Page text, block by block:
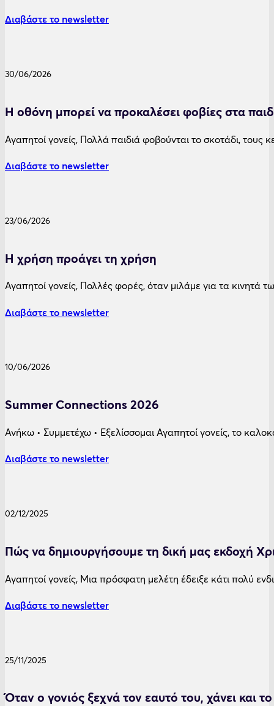
Διαβάστε το newsletter
30/06/2026
Η οθόνη μπορεί να προκαλέσει φοβίες στα
Αγαπητοί γονείς, Πολλά παιδιά φοβούνται το σκοτάδι,
Διαβάστε το newsletter
23/06/2026
Η χρήση προάγει τη χρήση
Αγαπητοί γονείς, Πολλές φορές, όταν μιλάμε για τα κινητά
Διαβάστε το newsletter
10/06/2026
Summer Connections 2026
Ανήκω • Συμμετέχω • Εξελίσσομαι Αγαπητοί γονείς, το
Διαβάστε το newsletter
02/12/2025
Πώς να δημιουργήσουμε τη δική μας εκδοχή
Αγαπητοί γονείς, Μια πρόσφατη μελέτη έδειξε κάτι πολύ
Διαβάστε το newsletter
25/11/2025
Όταν ο γονιός ξεχνά τον εαυτό του, χάνει και